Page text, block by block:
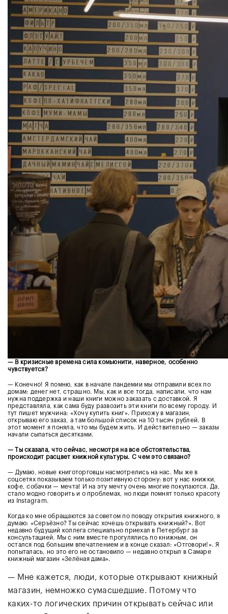
— В кризисные времена сила комьюнити, наверное, особенно
чувствуется?
— Конечно! Я помню, как в начале пандемии мы отправили всех по
домам: денег нет, страшно. Мы, как и все тогда, написали, что нам
нужна поддержка и наши книги можно заказать с доставкой. Я
представляла, как сама буду развозить эти книги по всему городу. И
тут пишет мужчина: «Хочу купить книг». Прихожу в магазин,
открываю его заказ, а там большой список на 10 тысяч рублей. В
этот момент я поняла, что мы будем жить. И действительно — заказы
начали сыпаться десятками.
— Ты сказала, что сейчас, несмотря на все обстоятельства,
происходит расцвет книжной культуры. С чем это связано?
— Думаю, новые книготорговцы насмотрелись на нас. Мы же в
соцсетях показываем только позитивную сторону: вот у нас книжки,
кофе, собачки — мечта! И на эту мечту очень многие покупаются. Да,
стало модно говорить и о проблемах, но люди помнят только красоту
из Instagram.
Когда ко мне обращаются за советом по поводу открытия книжного, я
думаю: «Серьёзно? Ты сейчас хочешь открывать книжный?». Вот
недавно будущий коллега специально приехал в Петербург за
консультацией. Мы с ним вместе прогулялись по книжным, он
остался под большим впечатлением и в конце сказал: «Отговори!». Я
попыталась, но это его не остановило — недавно открыл в Самаре
книжный магазин «Зелёная дама».
— Мне кажется, люди, которые открывают книжный
магазин, немножко сумасшедшие. Потому что
каких-то логических причин открывать сейчас или